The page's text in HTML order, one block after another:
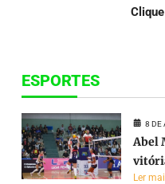
ESPORTES
8 DE
Abel
Ler